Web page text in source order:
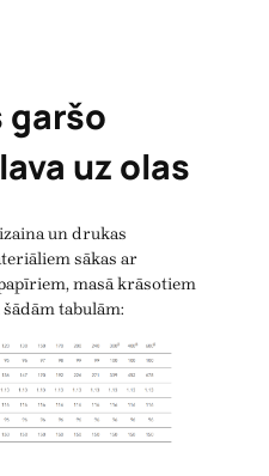
garšo
uz olas
un drukas
sākas ar
masā krāsotiem
tabulām: